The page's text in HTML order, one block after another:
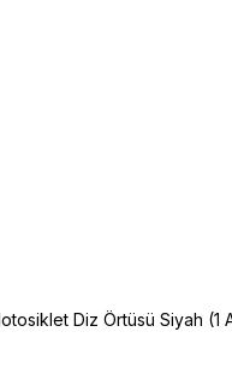
Diz Örtüsü Siyah